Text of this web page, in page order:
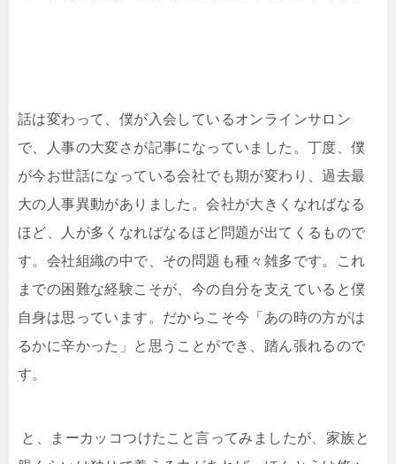
話は変わって、僕が入会しているオンラインサロン
で、人事の大変さが記事になっていました。丁度、僕
が今お世話になっている会社でも期が変わり、過去最
大の人事異動がありました。会社が大きくなればなる
ほど、人が多くなればなるほど問題が出てくるもので
す。会社組織の中で、その問題も種々雑多です。これ
までの困難な経験こそが、今の自分を支えていると僕
自身は思っています。だからこそ今「あの時の方がは
るかに辛かった」と思うことができ、踏ん張れるので
す。
と、まーカッコつけたこと言ってみましたが、家族と